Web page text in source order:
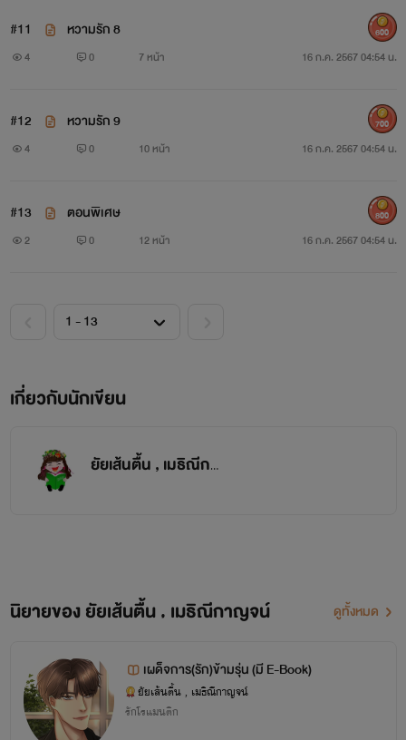
#11 หวามรัก 8
4 0 7 หน้า 16 ก.ค. 2567 04:54 น.
600
#12 หวามรัก 9
4 0 10 หน้า 16 ก.ค. 2567 04:54 น.
700
#13 ตอนพิเศษ
2 0 12 หน้า 16 ก.ค. 2567 04:54 น.
800
เกี่ยวกับนักเขียน
ยัยเส้นตื้น , เมธิณีกาญจน์
นิยายของ ยัยเส้นตื้น , เมธิณีกาญจน์ ดูทั้งหมด
เผด็จการ(รัก)ข้ามรุ่น (มี E-Book)
ยัยเส้นตื้น , เมธิณีกาญจน์
รักโรแมนติก